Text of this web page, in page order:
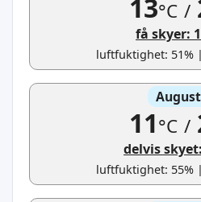
13°C /
få skyer:
luftfuktighet: 51%
11°C /
delvis
luftfuktighet: 55%